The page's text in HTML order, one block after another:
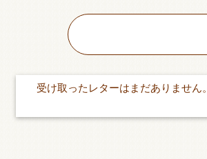
受け取ったレターはまだありません。